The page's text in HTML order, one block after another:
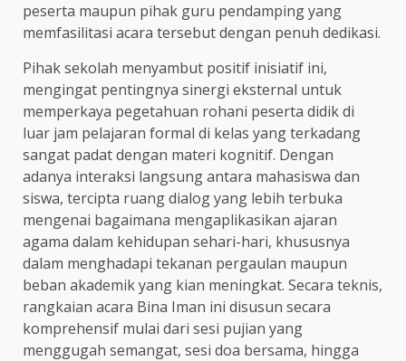
peserta maupun pihak guru pendamping yang
memfasilitasi acara tersebut dengan penuh dedikasi.
Pihak sekolah menyambut positif inisiatif ini,
mengingat pentingnya sinergi eksternal untuk
memperkaya pegetahuan rohani peserta didik di
luar jam pelajaran formal di kelas yang terkadang
sangat padat dengan materi kognitif. Dengan
adanya interaksi langsung antara mahasiswa dan
siswa, tercipta ruang dialog yang lebih terbuka
mengenai bagaimana mengaplikasikan ajaran
agama dalam kehidupan sehari-hari, khususnya
dalam menghadapi tekanan pergaulan maupun
beban akademik yang kian meningkat. Secara teknis,
rangkaian acara Bina Iman ini disusun secara
komprehensif mulai dari sesi pujian yang
menggugah semangat, sesi doa bersama, hingga